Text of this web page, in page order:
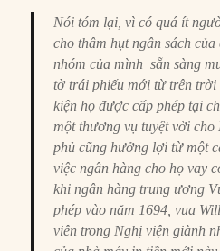
Nói tóm lại, vì có quá ít
cho thâm hụt ngân sách
nhóm của mình sẵn sàng
tờ trái phiếu mới từ trên
kiện họ được cấp phép tại
một thương vụ tuyệt vời cho
phủ cũng hưởng lợi từ một
việc ngân hàng cho họ vay
khi ngân hàng trung ương
phép vào năm 1694, vua
viên trong Nghị viện giành